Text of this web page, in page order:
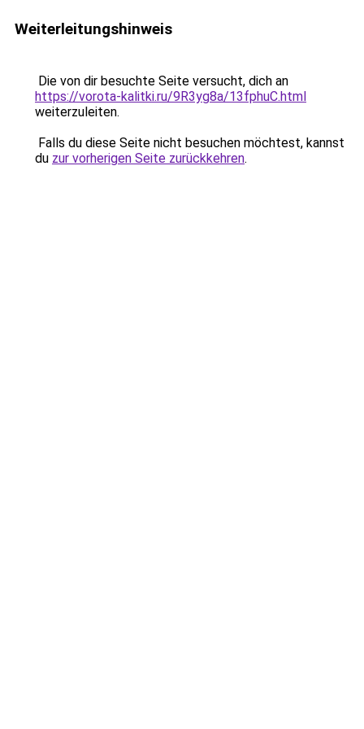
Weiterleitungshinweis
Die von dir besuchte Seite versucht, dich an
https://vorota-kalitki.ru/9R3yg8a/13fphuC.html
weiterzuleiten.
Falls du diese Seite nicht besuchen möchtest, kannst
du zur vorherigen Seite zurückkehren.